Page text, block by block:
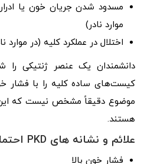
مسدود شدن جریان خون یا
موارد نادر)
اختلال در عملکرد کلیه (در موارد
دانشمندان یک عنصر ژنتیکی را
کیست‌های ساده کلیه را با فشار
موضوع دقیقاً مشخص نیست که این
هستند.
علائم و نشانه های PKD احتمالاً شامل موارد زیر است:
فشار خون بالا